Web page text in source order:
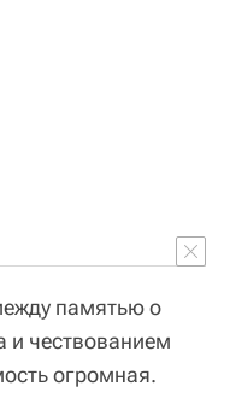
памятью о
и чествованием
огромная.